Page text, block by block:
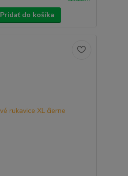
Pridať do košíka